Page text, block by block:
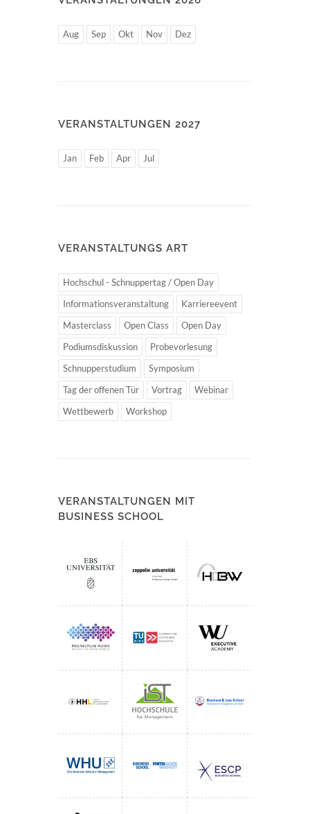
Aug Sep Okt Nov Dez
VERANSTALTUNGEN 2027
Jan Feb Apr Jul
VERANSTALTUNGS ART
Hochschul - Schnuppertag / Open Day
Informationsveranstaltung
Karriereevent
Masterclass
Open Class
Open Day
Podiumsdiskussion
Probevorlesung
Schnupperstudium
Symposium
Tag der offenen Tür
Vortrag
Webinar
Wettbewerb
Workshop
VERANSTALTUNGEN MIT
BUSINESS SCHOOL